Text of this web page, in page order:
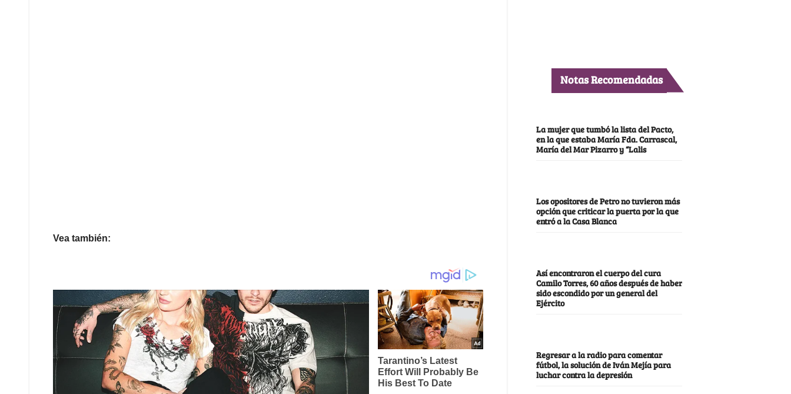
Vea también:
Notas Recomendadas
La mujer que tumbó la lista del Pacto,
en la que estaba María Fda. Carrascal,
María del Mar Pizarro y “Lalis
Los opositores de Petro no tuvieron más
opción que criticar la puerta por la que
entró a la Casa Blanca
Así encontraron el cuerpo del cura
Camilo Torres, 60 años después de haber
sido escondido por un general del
Ejército
Regresar a la radio para comentar
fútbol, la solución de Iván Mejía para
luchar contra la depresión